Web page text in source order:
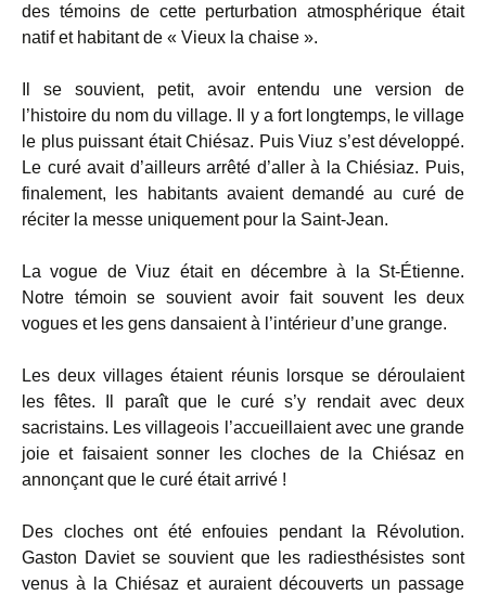
des témoins de cette perturbation atmosphérique était
natif et habitant de « Vieux la chaise ».
Il se souvient, petit, avoir entendu une version de
l’histoire du nom du village. Il y a fort longtemps, le village
le plus puissant était Chiésaz. Puis Viuz s’est développé.
Le curé avait d’ailleurs arrêté d’aller à la Chiésiaz. Puis,
finalement, les habitants avaient demandé au curé de
réciter la messe uniquement pour la Saint-Jean.
La vogue de Viuz était en décembre à la St-Étienne.
Notre témoin se souvient avoir fait souvent les deux
vogues et les gens dansaient à l’intérieur d’une grange.
Les deux villages étaient réunis lorsque se déroulaient
les fêtes. Il paraît que le curé s’y rendait avec deux
sacristains. Les villageois l’accueillaient avec une grande
joie et faisaient sonner les cloches de la Chiésaz en
annonçant que le curé était arrivé !
Des cloches ont été enfouies pendant la Révolution.
Gaston Daviet se souvient que les radiesthésistes sont
venus à la Chiésaz et auraient découverts un passage